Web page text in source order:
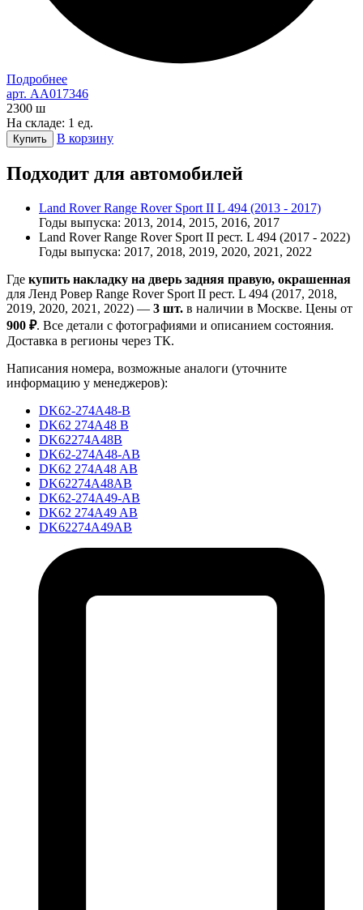
Подробнее
арт. AA017346
2300 ш
На складе: 1 ед.
Купить В корзину
Подходит для автомобилей
Land Rover Range Rover Sport II L 494 (2013 - 2017)
Годы выпуска: 2013, 2014, 2015, 2016, 2017
Land Rover Range Rover Sport II рест. L 494 (2017 - 2022)
Годы выпуска: 2017, 2018, 2019, 2020, 2021, 2022
Где купить накладку на дверь задняя правую, окрашенная
для Ленд Ровер Range Rover Sport II рест. L 494 (2017, 2018,
2019, 2020, 2021, 2022) — 3 шт. в наличии в Москве. Цены от
900 ₽. Все детали с фотографиями и описанием состояния.
Доставка в регионы через ТК.
Написания номера, возможные аналоги (уточните
информацию у менеджеров):
DK62-274A48-B
DK62 274A48 B
DK62274A48B
DK62-274A48-AB
DK62 274A48 AB
DK62274A48AB
DK62-274A49-AB
DK62 274A49 AB
DK62274A49AB